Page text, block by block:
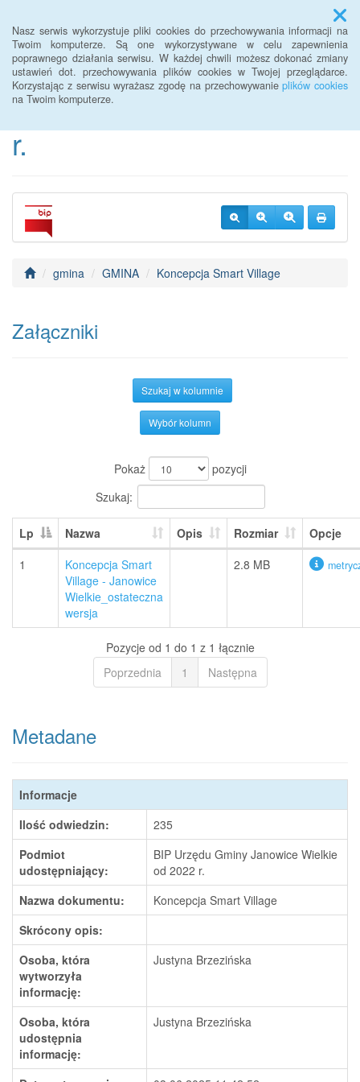
Nasz serwis wykorzystuje pliki cookies do przechowywania informacji na
Twoim komputerze. Są one wykorzystywane w celu zapewnienia
poprawnego działania serwisu. W każdej chwili możesz dokonać zmiany
ustawień dot. przechowywania plików cookies w Twojej przeglądarce.
Korzystając z serwisu wyrażasz zgodę na przechowywanieplików cookies
na Twoim komputerze.
Menu
BIP Urzędu Gminy
Janowice Wielkie od 2022
r.
gmina GMINA Koncepcja Smart Village
Załączniki
Szukaj w kolumnie
Wybór kolumn
Pokaż
pozycji
Szukaj:
Lp Nazwa Opis Rozmiar
Opcje
1
Koncepcja Smart
Village - Janowice
Wielkie_ostateczna
wersja
2.8 MB
Pozycje od 1 do 1 z 1 łącznie
Poprzednia
1 Następna
Metadane
Informacje
Ilość odwiedzin:
235
Podmiot
udostępniający:
BIP Urzędu Gminy Janowice Wielkie
od 2022 r.
Nazwa dokumentu:
Koncepcja Smart Village
Skrócony opis:
Osoba, która
wytworzyła
informację:
Justyna Brzezińska
Osoba, która
udostępnia
informację:
Justyna Brzezińska